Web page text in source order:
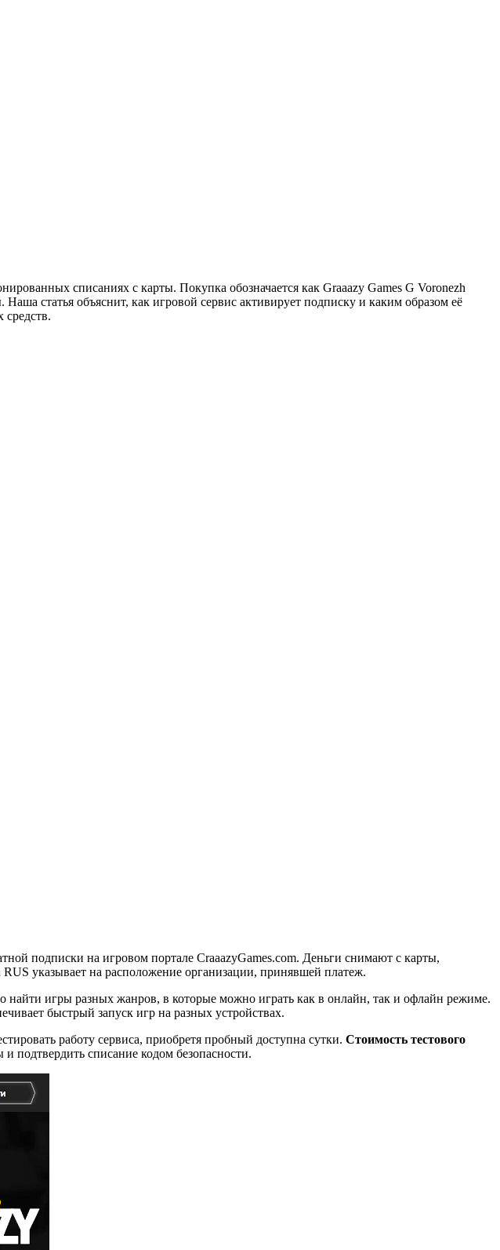
списаниях с карты. Покупка обозначается как Graaazy Games G Voronezh
статья объяснит, как игровой сервис активирует подписку и каким образом её
подписки на игровом портале CraaazyGames.com. Деньги снимают с карты,
указывает на расположение организации, принявшей платеж.
найти игры разных жанров, в которые можно играть как в онлайн, так и офлайн режиме.
быстрый запуск игр на разных устройствах.
работу сервиса, приобретя пробный доступна сутки. Стоимость тестового
подтвердить списание кодом безопасности.